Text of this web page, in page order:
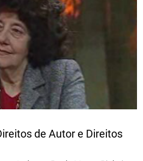
de Autor e Direitos